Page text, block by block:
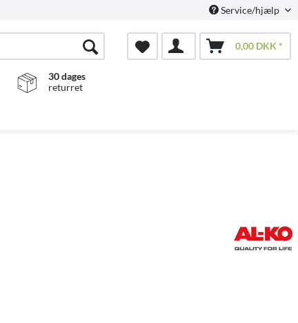
Service/hjælp
0,00 DKK *
30 dages
returret